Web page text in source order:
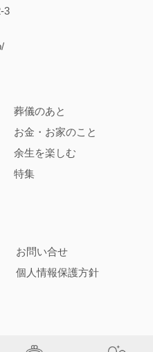
3
葬儀のあと
お金・お家のこと
余生を楽しむ
特集
お問い合せ
個人情報保護方針